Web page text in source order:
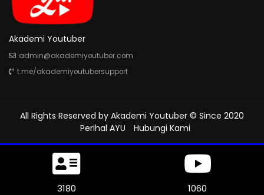
Akademi Youtuber
admin@akademiyoutuber.com
t.me/akademiyoutubersupport
All Rights Reserved by Akademi Youtuber © Since 2020
Perihal AYU
Hubungi Kami
3609 1202